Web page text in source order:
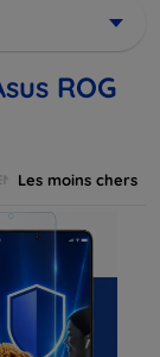
ROG
Les moins chers